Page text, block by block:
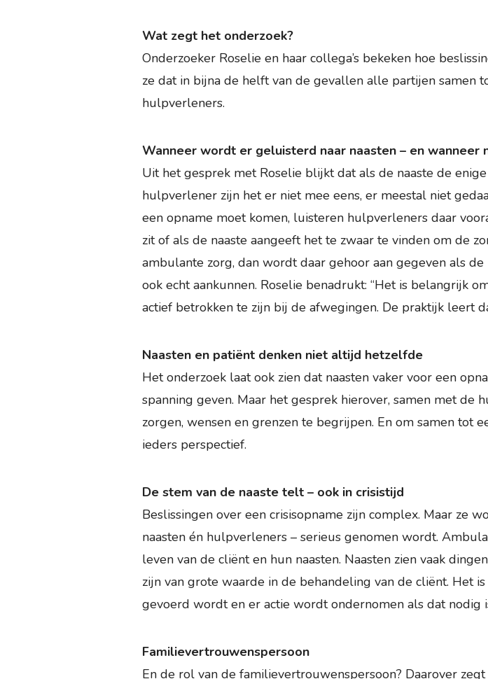
Wat zegt het onderzoek?
Onderzoeker Roselie en haar collega’s bekeken hoe
ze dat in bijna de helft van de gevallen alle partijen samen
hulpverleners.
Wanneer wordt er geluisterd naar naasten – en wanneer
Uit het gesprek met Roselie blijkt dat als de naaste de
hulpverlener zijn het er niet mee eens, er meestal niet
een opname moet komen, luisteren hulpverleners daar
zit of als de naaste aangeeft het te zwaar te vinden om de
ambulante zorg, dan wordt daar gehoor aan gegeven als
ook echt aankunnen. Roselie benadrukt: “Het is belangrijk
actief betrokken te zijn bij de afwegingen. De praktijk leert
Naasten en patiënt denken niet altijd hetzelfde
Het onderzoek laat ook zien dat naasten vaker voor een
spanning geven. Maar het gesprek hierover, samen met
zorgen, wensen en grenzen te begrijpen. En om samen tot
ieders perspectief.
De stem van de naaste telt – ook in crisistijd
Beslissingen over een crisisopname zijn complex. Maar ze
naasten én hulpverleners – serieus genomen wordt.
leven van de cliënt en hun naasten. Naasten zien vaak
zijn van grote waarde in de behandeling van de cliënt. Het
gevoerd wordt en er actie wordt ondernomen als dat nodig
Familievertrouwenspersoon
En de rol van de familievertrouwenspersoon? Daarover